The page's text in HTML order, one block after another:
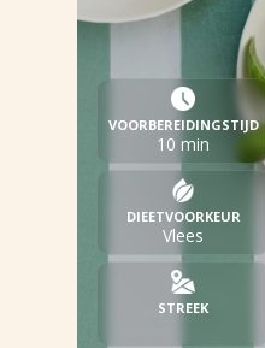
VOORBEREIDINGSTIJD
10 min
DIEETVOORKEUR
Vlees
STREEK